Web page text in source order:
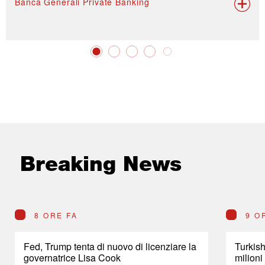
Breaking News
8 ORE FA
Fed, Trump tenta di nuovo di licenziare la
governatrice Lisa Cook
9